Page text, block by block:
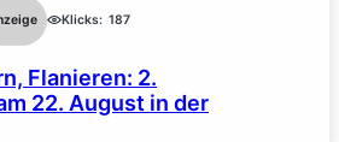
Klicks: 187
Flanieren: 2.
22. August in der